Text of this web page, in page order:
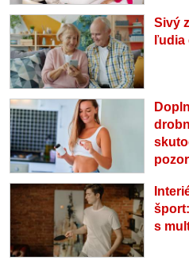
Sivý
ľudia
s